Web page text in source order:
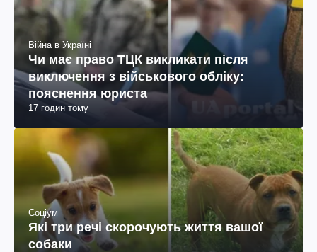
Війна в Україні
Чи має право ТЦК викликати після
виключення з військового обліку:
пояснення юриста
17 годин тому
Соціум
Які три речі скорочують життя вашої
собаки